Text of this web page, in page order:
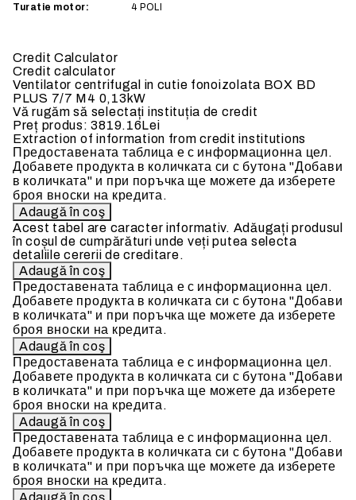
Turatie motor:
4 POLI
Credit Calculator
Credit calculator
Ventilator centrifugal in cutie fonoizolata BOX BD
PLUS 7/7 M4 0,13kW
Vă rugăm să selectați instituția de credit
Preț produs: 3819.16Lei
Extraction of information from credit institutions
Предоставената таблица е с информационна цел.
Добавете продукта в количката си с бутона "Добави
в количката" и при поръчка ще можете да изберете
броя вноски на кредита.
Acest tabel are caracter informativ. Adăugați produsul
în coșul de cumpărături unde veți putea selecta
detaliile cererii de creditare.
Предоставената таблица е с информационна цел.
Добавете продукта в количката си с бутона "Добави
в количката" и при поръчка ще можете да изберете
броя вноски на кредита.
Предоставената таблица е с информационна цел.
Добавете продукта в количката си с бутона "Добави
в количката" и при поръчка ще можете да изберете
броя вноски на кредита.
Предоставената таблица е с информационна цел.
Добавете продукта в количката си с бутона "Добави
в количката" и при поръчка ще можете да изберете
броя вноски на кредита.